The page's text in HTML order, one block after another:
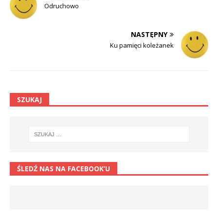
Odruchowo
NASTĘPNY
Ku pamięci koleżanek
SZUKAJ
ŚLEDŹ NAS NA FACEBOOK’U